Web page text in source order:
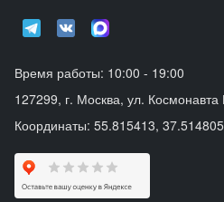
Время работы: 10:00 - 19:00
127299, г. Москва, ул. Космонавта
Координаты: 55.815413, 37.514805